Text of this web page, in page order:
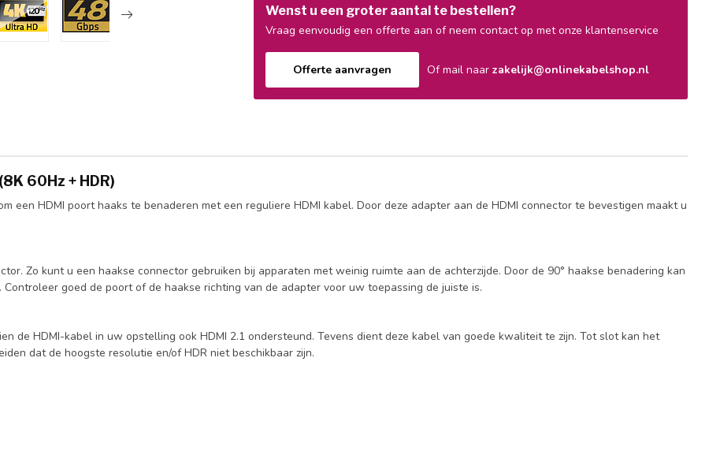
Wenst u een groter aantal te bestellen?
Vraag eenvoudig een offerte aan of neem contact op met onze klantenservice
Offerte aanvragen Of mail naarzakelijk@onlinekabelshop.nl
60Hz + HDR)
een HDMI poort haaks te benaderen met een reguliere HDMI kabel. Door deze adapter aan de HDMI connector te bevestigen maakt u
Zo kunt u een haakse connector gebruiken bij apparaten met weinig ruimte aan de achterzijde. Door de 90° haakse benadering kan
goed de poort of de haakse richting van de adapter voor uw toepassing de juiste is.
de HDMI-kabel in uw opstelling ook HDMI 2.1 ondersteund. Tevens dient deze kabel van goede kwaliteit te zijn. Tot slot kan het
dat de hoogste resolutie en/of HDR niet beschikbaar zijn.